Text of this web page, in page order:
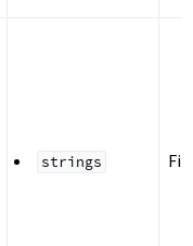
strings